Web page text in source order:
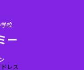
校
ー
レス